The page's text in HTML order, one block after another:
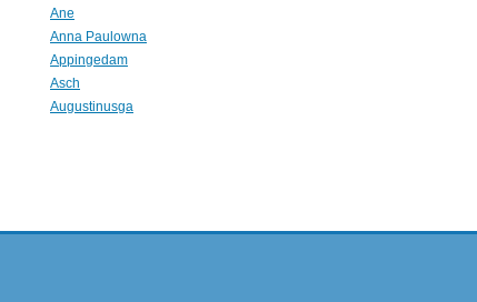
Ane
Anna Paulowna
Appingedam
Asch
Augustinusga